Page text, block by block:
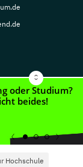
Hochschule
GmbH